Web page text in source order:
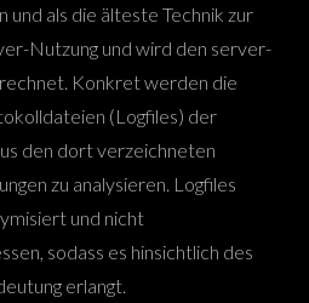
als die älteste Technik zur
Nutzung und wird den server-
Konkret werden die
(Logfiles) der
den dort verzeichneten
zu analysieren. Logfiles
und nicht
sodass es hinsichtlich des
erlangt.